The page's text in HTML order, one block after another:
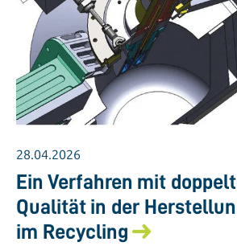
28.04.2026
Ein Verfahren mit
Qualität in der
im Recycling